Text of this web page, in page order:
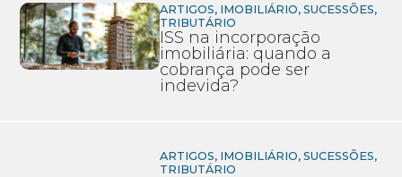
ARTIGOS, IMOBILIÁRIO,SUCESSÕES,
TRIBUTÁRIO
ISS na incorporação
imobiliária: quando a
cobrança pode ser
indevida?
ARTIGOS, IMOBILIÁRIO,SUCESSÕES,
TRIBUTÁRIO